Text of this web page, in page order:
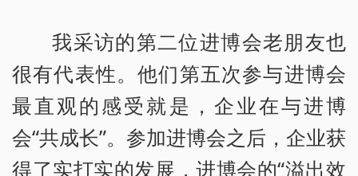
我采访的第二位进博会老朋友也
很有代表性。他们第五次参与进博会
最直观的感受就是，企业在与进博
会“共成长”。参加进博会之后，企业获
得了实打实的发展，进博会的“溢出效